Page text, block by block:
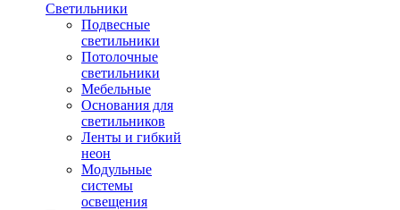
Светильники
Подвесные
светильники
Потолочные
светильники
Мебельные
Основания для
светильников
Ленты и гибкий
неон
Модульные
системы
освещения